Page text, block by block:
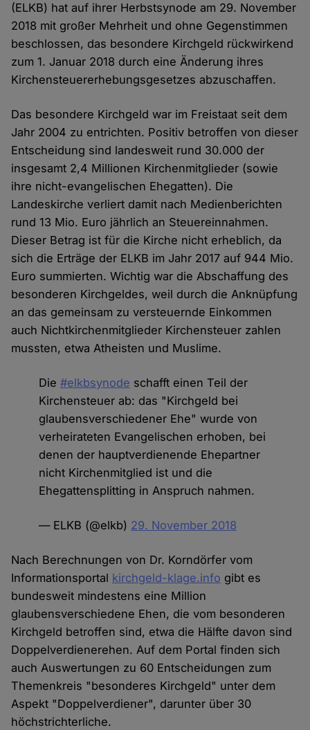
(ELKB) hat auf ihrer Herbstsynode am 29. November
2018 mit großer Mehrheit und ohne Gegenstimmen
beschlossen, das besondere Kirchgeld rückwirkend
zum 1. Januar 2018 durch eine Änderung ihres
Kirchensteuererhebungsgesetzes abzuschaffen.
Das besondere Kirchgeld war im Freistaat seit dem
Jahr 2004 zu entrichten. Positiv betroffen von dieser
Entscheidung sind landesweit rund 30.000 der
insgesamt 2,4 Millionen Kirchenmitglieder (sowie
ihre nicht-evangelischen Ehegatten). Die
Landeskirche verliert damit nach Medienberichten
rund 13 Mio. Euro jährlich an Steuereinnahmen.
Dieser Betrag ist für die Kirche nicht erheblich, da
sich die Erträge der ELKB im Jahr 2017 auf 944 Mio.
Euro summierten. Wichtig war die Abschaffung des
besonderen Kirchgeldes, weil durch die Anknüpfung
an das gemeinsam zu versteuernde Einkommen
auch Nichtkirchenmitglieder Kirchensteuer zahlen
mussten, etwa Atheisten und Muslime.
Die#elkbsynode schafft einen Teil der
Kirchensteuer ab: das "Kirchgeld bei
glaubensverschiedener Ehe" wurde von
verheirateten Evangelischen erhoben, bei
denen der hauptverdienende Ehepartner
nicht Kirchenmitglied ist und die
Ehegattensplitting in Anspruch nahmen.
— ELKB (@elkb) 29. November 2018
Nach Berechnungen von Dr. Korndörfer vom
Informationsportal kirchgeld-klage.info gibt es
bundesweit mindestens eine Million
glaubensverschiedene Ehen, die vom besonderen
Kirchgeld betroffen sind, etwa die Hälfte davon sind
Doppelverdienerehen. Auf dem Portal finden sich
auch Auswertungen zu 60 Entscheidungen zum
Themenkreis "besonderes Kirchgeld" unter dem
Aspekt "Doppelverdiener", darunter über 30
höchstrichterliche.